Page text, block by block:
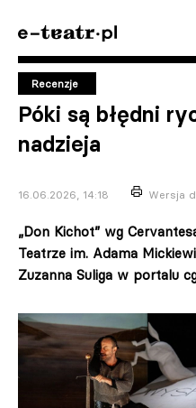
Recenzje
Póki są błędni
nadzieja
16.06.2026, 14:18 Wersja
„Don Kichot” wg
Teatrze im. Adama
Zuzanna Suliga w portalu